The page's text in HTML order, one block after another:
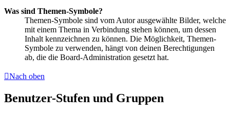
Was sind Themen-Symbole?
Themen-Symbole sind vom Autor ausgewählte Bilder, welche
mit einem Thema in Verbindung stehen können, um dessen
Inhalt kennzeichnen zu können. Die Möglichkeit, Themen-
Symbole zu verwenden, hängt von deinen Berechtigungen
ab, die die Board-Administration gesetzt hat.
Nach oben
Benutzer-Stufen und Gruppen